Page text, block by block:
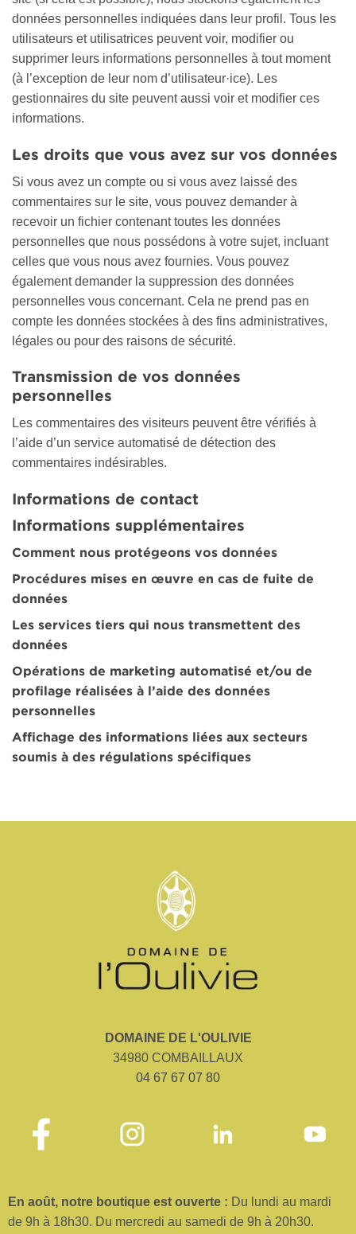
données personnelles indiquées dans leur profil. Tous les
utilisateurs et utilisatrices peuvent voir, modifier ou
supprimer leurs informations personnelles à tout moment
(à l’exception de leur nom d’utilisateur·ice). Les
gestionnaires du site peuvent aussi voir et modifier ces
informations.
Les droits que vous avez sur vos données
Si vous avez un compte ou si vous avez laissé des
commentaires sur le site, vous pouvez demander à
recevoir un fichier contenant toutes les données
personnelles que nous possédons à votre sujet, incluant
celles que vous nous avez fournies. Vous pouvez
également demander la suppression des données
personnelles vous concernant. Cela ne prend pas en
compte les données stockées à des fins administratives,
légales ou pour des raisons de sécurité.
Transmission de vos données
personnelles
Les commentaires des visiteurs peuvent être vérifiés à
l’aide d’un service automatisé de détection des
commentaires indésirables.
Informations de contact
Informations supplémentaires
Comment nous protégeons vos données
Procédures mises en œuvre en cas de fuite de
données
Les services tiers qui nous transmettent des
données
Opérations de marketing automatisé et/ou de
profilage réalisées à l’aide des données
personnelles
Affichage des informations liées aux secteurs
soumis à des régulations spécifiques
DOMAINE DE L'OULIVIE
34980 COMBAILLAUX
04 67 67 07 80
En août, notre boutique est ouverte : Du lundi au mardi
de 9h à 18h30. Du mercredi au samedi de 9h à 20h30.